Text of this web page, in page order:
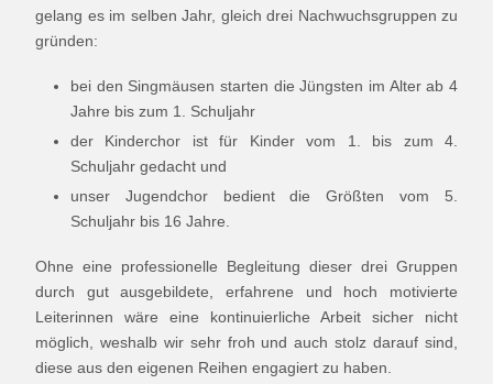
gelang es im selben Jahr, gleich drei Nachwuchsgruppen zu
gründen:
bei den Singmäusen starten die Jüngsten im Alter ab 4
Jahre bis zum 1. Schuljahr
der Kinderchor ist für Kinder vom 1. bis zum 4.
Schuljahr gedacht und
unser Jugendchor bedient die Größten vom 5.
Schuljahr bis 16 Jahre.
Ohne eine professionelle Begleitung dieser drei Gruppen
durch gut ausgebildete, erfahrene und hoch motivierte
Leiterinnen wäre eine kontinuierliche Arbeit sicher nicht
möglich, weshalb wir sehr froh und auch stolz darauf sind,
diese aus den eigenen Reihen engagiert zu haben.